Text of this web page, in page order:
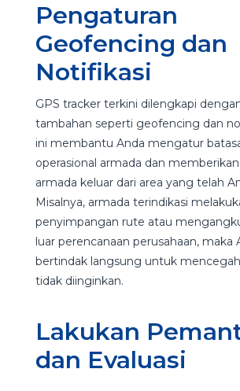
Pengaturan
Geofencing dan
Notifikasi
GPS tracker terkini dilengkapi
tambahan seperti geofencing dan
ini membantu Anda mengatur
operasional armada dan
armada keluar dari area yang telah
Misalnya, armada terindikasi
penyimpangan rute atau
luar perencanaan perusahaan, maka
bertindak langsung untuk
tidak diinginkan.
Lakukan
dan Evaluasi